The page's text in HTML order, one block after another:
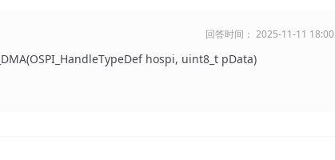
回答时间： 2025-11-11 18:00
hospi, uint8_t pData)